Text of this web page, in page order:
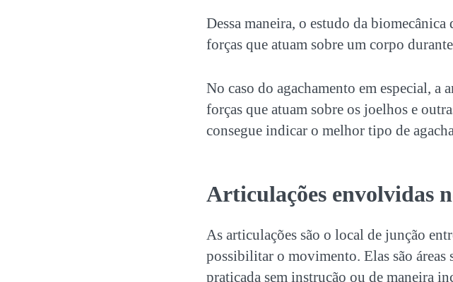
Dessa maneira, o estudo da
forças que atuam sobre um corpo
No caso do agachamento em especial, a
forças que atuam sobre os joelhos e
consegue indicar o melhor tipo de
Articulações envolvidas
As articulações são o local de junção
possibilitar o movimento. Elas são áreas
praticada sem instrução ou de maneira